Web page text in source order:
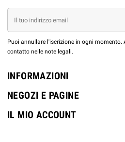
Puoi annullare l'iscrizione in ogni momento.
contatto nelle note legali.
INFORMAZIONI
NEGOZI E PAGINE
IL MIO ACCOUNT